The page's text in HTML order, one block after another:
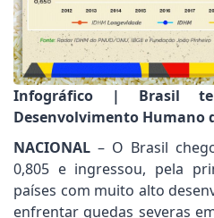
Infográfico | Brasil
Desenvolvimento Humano
NACIONAL – O Brasil
0,805 e ingressou, pela
países com muito alto
enfrentar quedas severas